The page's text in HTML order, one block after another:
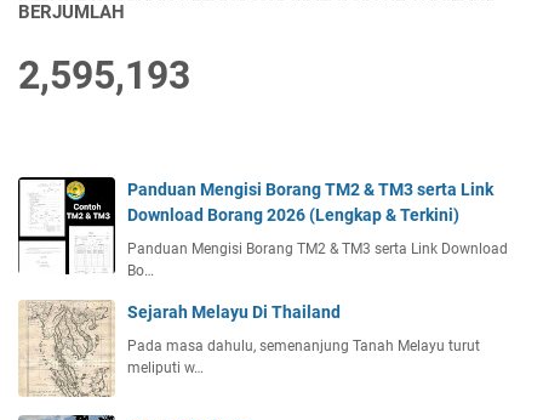
BERJUMLAH
2,595,193
Panduan Mengisi Borang TM2 & TM3 serta Link
Download Borang 2026 (Lengkap & Terkini)
Panduan Mengisi Borang TM2 & TM3 serta Link Download
Bo…
Sejarah Melayu Di Thailand
Pada masa dahulu, semenanjung Tanah Melayu turut
meliputi w…